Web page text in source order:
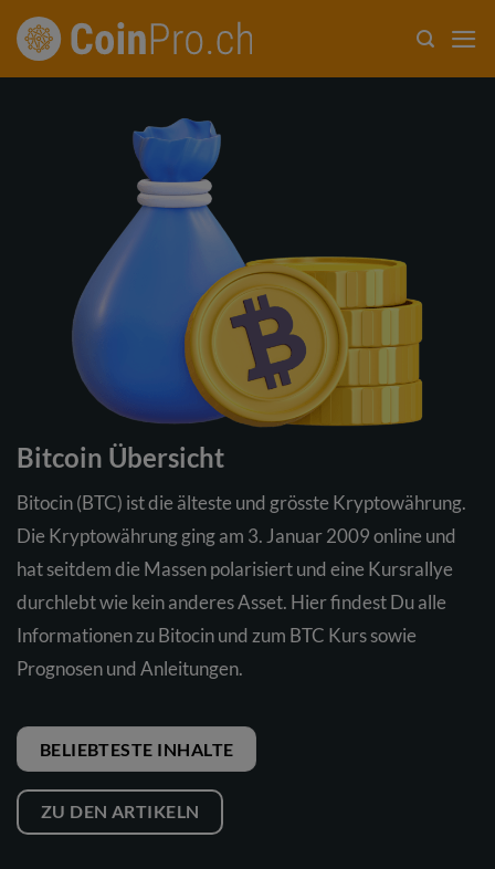
Zum
Inhalt
Bitcoin Übersicht
Bitocin (BTC) ist die älteste und grösste Kryptowährung.
Die Kryptowährung ging am 3. Januar 2009 online und
hat seitdem die Massen polarisiert und eine Kursrallye
durchlebt wie kein anderes Asset. Hier findest Du alle
Informationen zu Bitocin und zum BTC Kurs sowie
Prognosen und Anleitungen.
BELIEBTESTE INHALTE
ZU DEN ARTIKELN